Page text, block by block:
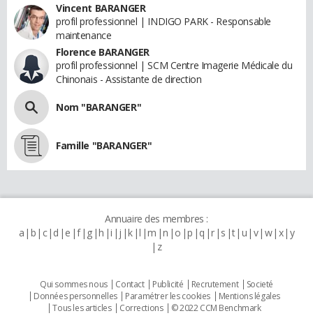
Vincent BARANGER
profil professionnel | INDIGO PARK - Responsable
maintenance
Florence BARANGER
profil professionnel | SCM Centre Imagerie Médicale du
Chinonais - Assistante de direction
Nom "BARANGER"
Famille "BARANGER"
Annuaire des membres :
a b c d e f g h i j k l m n o p q r s t u v w x y
z
Qui sommes nous Contact Publicité Recrutement
Societé
Données personnelles
Paramétrer les cookies
Mentions légales
Tous les articles
Corrections © 2022 CCM Benchmark